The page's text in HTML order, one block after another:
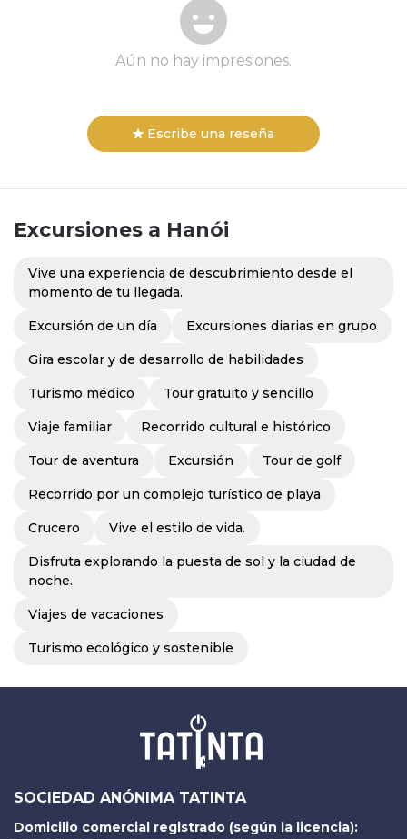
Aún no hay impresiones.
Escribe una reseña
Excursiones a Hanói
Vive una experiencia de descubrimiento desde el
momento de tu llegada.
Excursión de un día Excursiones diarias en grupo
Gira escolar y de desarrollo de habilidades
Turismo médico Tour gratuito y sencillo
Viaje familiar Recorrido cultural e histórico
Tour de aventura Excursión Tour de golf
Recorrido por un complejo turístico de playa
Crucero Vive el estilo de vida.
Disfruta explorando la puesta de sol y la ciudad de
noche.
Viajes de vacaciones
Turismo ecológico y sostenible
SOCIEDAD ANÓNIMA TATINTA
Domicilio comercial registrado (según la licencia):